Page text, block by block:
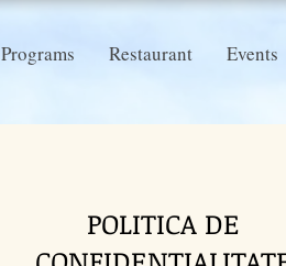
Programs Restaurant Events
POLITICA DE